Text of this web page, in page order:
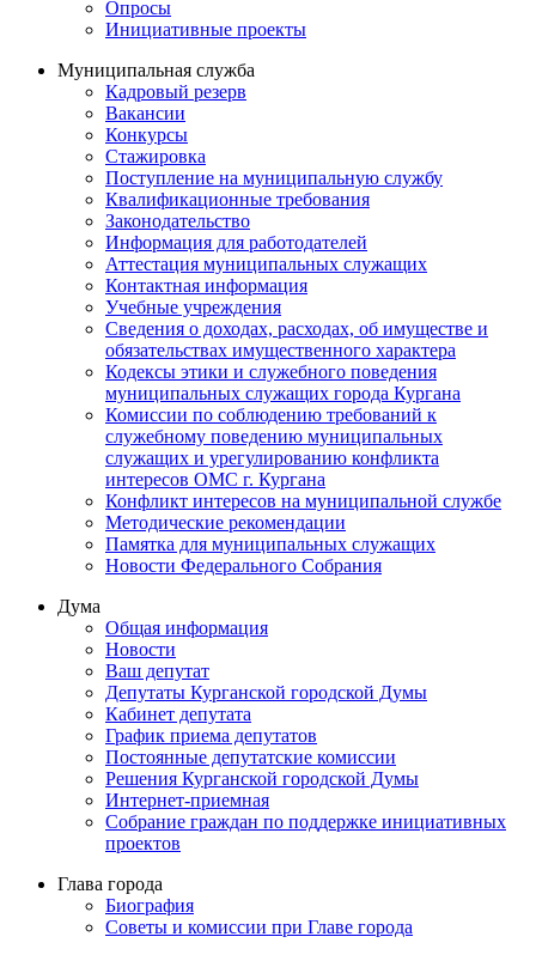
Опросы
Инициативные проекты
Муниципальная служба
Кадровый резерв
Вакансии
Конкурсы
Стажировка
Поступление на муниципальную службу
Квалификационные требования
Законодательство
Информация для работодателей
Аттестация муниципальных служащих
Контактная информация
Учебные учреждения
Сведения о доходах, расходах, об имуществе и
обязательствах имущественного характера
Кодексы этики и служебного поведения
муниципальных служащих города Кургана
Комиссии по соблюдению требований к
служебному поведению муниципальных
служащих и урегулированию конфликта
интересов ОМС г. Кургана
Конфликт интересов на муниципальной службе
Методические рекомендации
Памятка для муниципальных служащих
Новости Федерального Cобрания
Дума
Общая информация
Новости
Ваш депутат
Депутаты Курганской городской Думы
Кабинет депутата
График приема депутатов
Постоянные депутатские комиссии
Решения Курганской городской Думы
Интернет-приемная
Собрание граждан по поддержке инициативных
проектов
Глава города
Биография
Советы и комиссии при Главе города